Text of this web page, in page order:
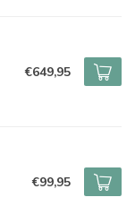
€649,95
€99,95